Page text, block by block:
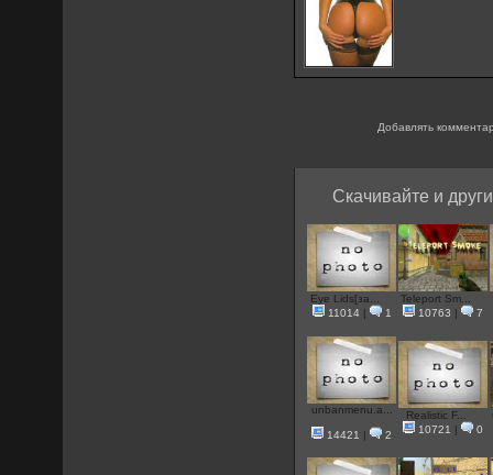
Добавлять
Скачивайте и
Eye Lids[за...
11014| 1
Teleport Sm...
10763 | 7
unbanmenu.a...
14421 | 2
Realistic F...
10721 | 0